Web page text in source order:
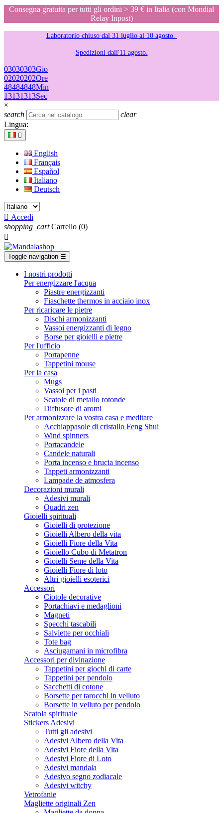
Consegna gratuita per tutti gli ordini > 39 € in Italia (con Mondial
Relay Inpost)
Laboratorio chiuso dal 31 luglio al 10 agosto.
Spedizioni dall'11 agosto.
03030303Gio
02020202Ore
48484848Min
13131313Sec
×
search
clear
Lingua:

English
Français
Español
Italiano
Deutsch
 Accedi
shopping_cart Carrello (0)

Toggle navigation ☰
I nostri prodotti
Per energizzare l'acqua
Piastre energizzanti
Fiaschette thermos in acciaio inox
Per ricaricare le pietre
Dischi armonizzanti
Vassoi energizzanti di legno
Borse per gioielli e pietre
Per l'ufficio
Portapenne
Tappetini mouse
Per la casa
Mugs
Vassoi per i pasti
Scatole di metallo rotonde
Diffusore di aromi
Per armonizzare la vostra casa e meditare
Acchiappasole di cristallo Feng Shui
Wind spinners
Portacandele
Candele naturali
Porta incenso e brucia incenso
Tappeti armonizzanti
Lampade de atmosfera
Decorazioni murali
Adesivi murali
Quadri zen
Gioielli spirituali
Gioielli di protezione
Gioielli Albero della vita
Gioielli Fiore della Vita
Gioiello Cubo di Metatron
Gioielli Seme della Vita
Gioielli Fiore di loto
Altri gioielli esoterici
Accessori
Ciotole decorative
Portachiavi e medaglioni
Magneti
Specchi tascabili
Salviette per occhiali
Tote bag
Asciugamani in microfibra
Accessori per divinazione
Tappetini per giochi di carte
Tappetini per pendolo
Sacchetti di cotone
Borsette per tarocchi in velluto
Borsette in velluto per pendolo
Scatola spirituale
Stickers Adesivi
Tutti gli adesivi
Adesivi Albero della Vita
Adesivi Fiore della Vita
Adesivi Fiore di Loto
Adesivi mandala
Adesivo segno zodiacale
Adesivi witchy
Vetrofanie
Magliette originali Zen